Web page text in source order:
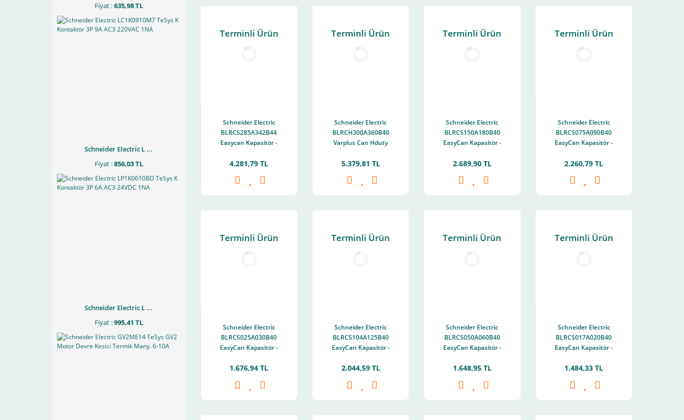
Fiyat :635,98 TL
Schneider Electric L ...
Fiyat :856,03 TL
Schneider Electric L ...
Fiyat :995,41 TL
Terminli Ürün
Schneider Electric
BLRCS285A342B44
Easycan Kapasitör -
V - 50/60Hz
4.281,79 TL
Terminli Ürün
Schneider Electric
BLRCH300A360B40
Varplus Can Hduty
Kvar - 400 V -
5.379,81 TL
Terminli Ürün
Schneider Electric
BLRCS150A180B40
EasyCan Kapasitör -
50/60Hz
2.689,90 TL
Terminli Ürün
Schneider Electric
BLRCS075A090B40
EasyCan Kapasitör -
50/60Hz
2.260,79 TL
Terminli Ürün
Schneider Electric
BLRCS025A030B40
EasyCan Kapasitör -
50/60Hz
1.676,94 TL
Terminli Ürün
Schneider Electric
BLRCS104A125B40
EasyCan Kapasitör -
V - 50/60Hz
2.044,59 TL
Terminli Ürün
Schneider Electric
BLRCS050A060B40
EasyCan Kapasitör -
50/60Hz
1.648,95 TL
Terminli Ürün
Schneider Electric
BLRCS017A020B40
EasyCan Kapasitör -
50/60Hz
1.484,33 TL